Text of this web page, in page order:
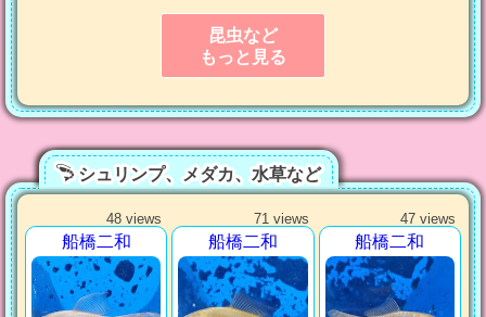
昆虫など
もっと見る
シュリンプ、メダカ、水草など
48 views
船橋二和
71 views
船橋二和
47 views
船橋二和